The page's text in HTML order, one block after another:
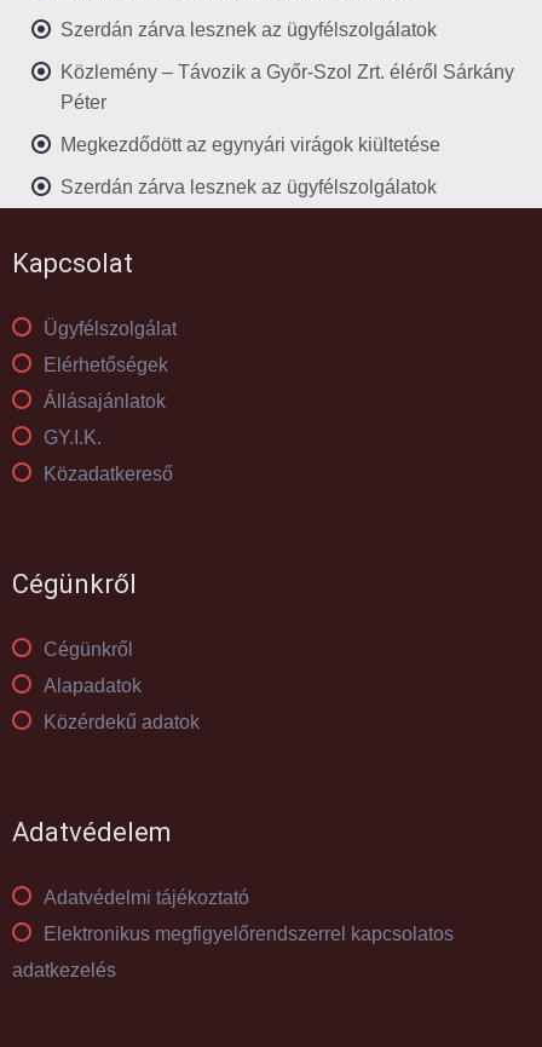
Szerdán zárva lesznek az ügyfélszolgálatok
Közlemény – Távozik a Győr-Szol Zrt. éléről Sárkány
Péter
Megkezdődött az egynyári virágok kiültetése
Szerdán zárva lesznek az ügyfélszolgálatok
Kapcsolat
Ügyfélszolgálat
Elérhetőségek
Állásajánlatok
GY.I.K.
Közadatkereső
Cégünkről
Cégünkről
Alapadatok
Közérdekű adatok
Adatvédelem
Adatvédelmi tájékoztató
Elektronikus megfigyelőrendszerrel kapcsolatos
adatkezelés